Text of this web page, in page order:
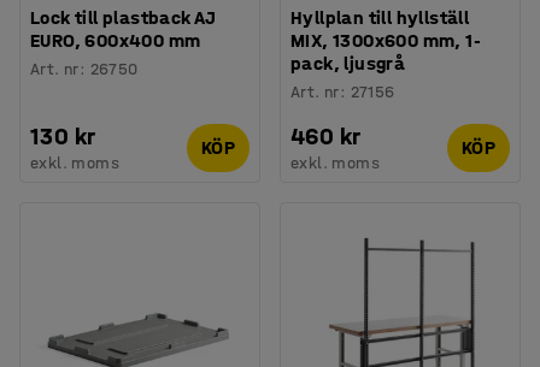
Lock till plastback AJ
EURO, 600x400 mm
Art. nr: 26750
130 kr
exkl. moms
KÖP
Hyllplan till hyllställ
MIX, 1300x600 mm, 1-
pack, ljusgrå
Art. nr: 27156
460 kr
exkl. moms
KÖP